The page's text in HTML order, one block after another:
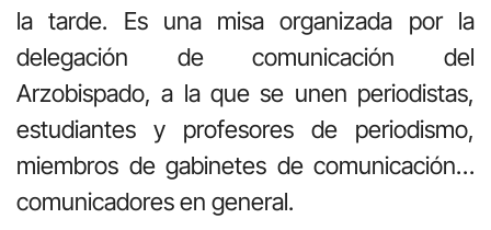
la tarde. Es una misa organizada por la
delegación de comunicación del
Arzobispado, a la que se unen periodistas,
estudiantes y profesores de periodismo,
miembros de gabinetes de comunicación…
comunicadores en general.